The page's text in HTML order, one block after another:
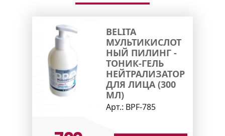
BELITA
МУЛЬТИКИСЛОТ
НЫЙ ПИЛИНГ -
ТОНИК-ГЕЛЬ
НЕЙТРАЛИЗАТОР
ДЛЯ ЛИЦА (300
МЛ)
Арт.: ВPF-785